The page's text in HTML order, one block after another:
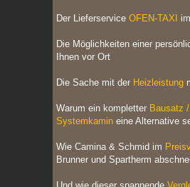
Der Lieferservice OFEN-TAXI
Die Möglichkeiten einer
Ihnen vor Ort
Die Sache mit der Heizleistung
Warum ein kompletter Bausatz /
Systemkamin eine Alternative
Wie Camina & Schmid im
Brunner und Spartherm